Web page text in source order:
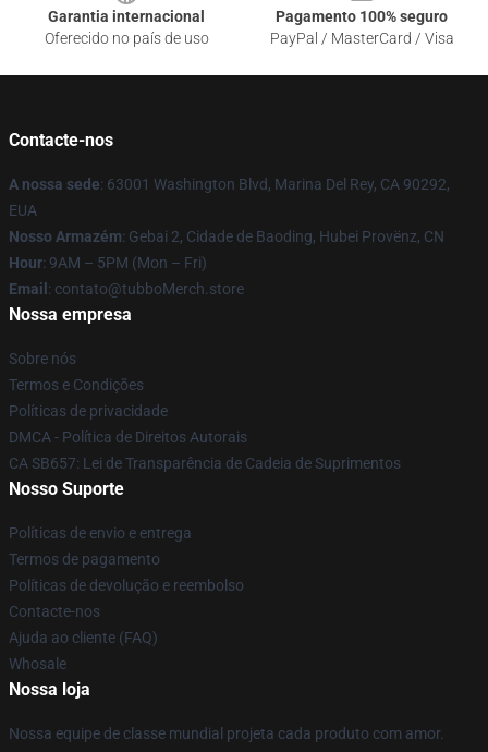
Garantia internacional
Oferecido no país de uso
Pagamento 100% seguro
PayPal / MasterCard / Visa
Contacte-nos
A nossa sede: 63001 Washington Blvd, Marina Del Rey, CA 90292,
EUA
Nosso Armazém: Gebai 2, Cidade de Baoding, Hubei Provënz, CN
Hour: 9AM – 5PM (Mon – Fri)
Email : contato@tubboMerch.store
Nossa empresa
Sobre nós
Termos e Condições
Políticas de privacidade
DMCA - Política de Direitos Autorais
CA SB657: Lei de Transparência de Cadeia de Suprimentos
Nosso Suporte
Políticas de envio e entrega
Termos de pagamento
Políticas de devolução e reembolso
Contacte-nos
Ajuda ao cliente (FAQ)
Whosale
Nossa loja
Nossa equipe de classe mundial projeta cada produto com amor.